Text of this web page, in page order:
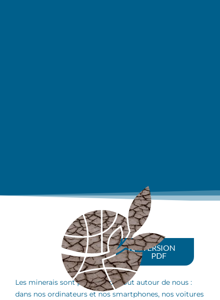
VERSION
PDF
Les minerais sont présents partout autour de nous :
dans nos ordinateurs et nos smartphones, nos voitures